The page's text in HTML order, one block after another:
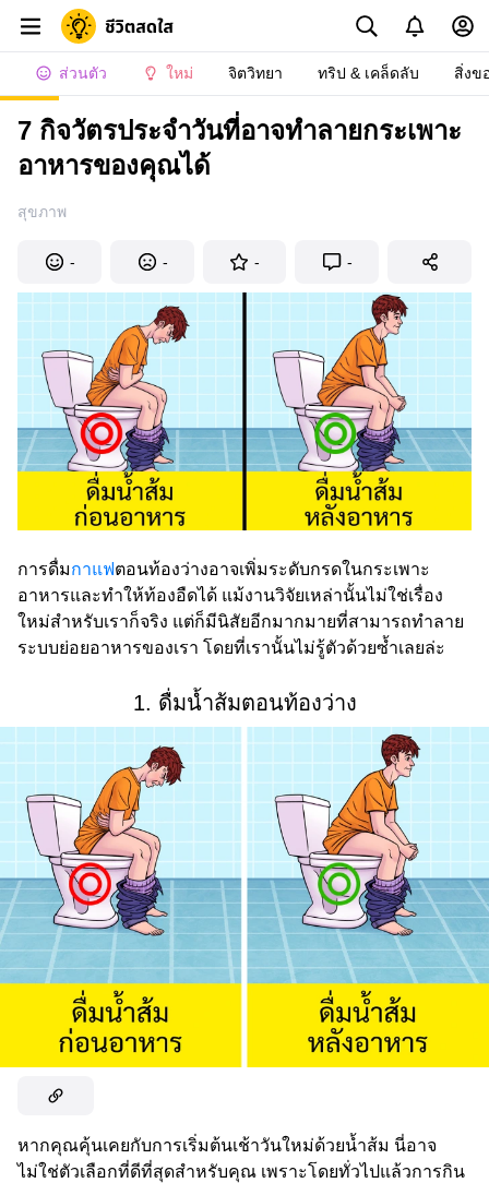
ส่วนตัว ใหม่ จิตวิทยา ทริป & เคล็ดลับ สิ่งข
7 กิจวัตรประจำวันที่อาจทำลายกระเพาะ
อาหารของคุณได้
สุขภาพ
- - - -
การดื่มกาแฟตอนท้องว่างอาจเพิ่มระดับกรดในกระเพาะ
อาหารและทำให้ท้องอืดได้ แม้งานวิจัยเหล่านั้นไม่ใช่เรื่อง
ใหม่สำหรับเราก็จริง แต่ก็มีนิสัยอีกมากมายที่สามารถทำลาย
ระบบย่อยอาหารของเรา โดยที่เรานั้นไม่รู้ตัวด้วยซ้ำเลยล่ะ
1. ดื่มน้ำส้มตอนท้องว่าง
หากคุณคุ้นเคยกับการเริ่มต้นเช้าวันใหม่ด้วยน้ำส้ม นี่อาจ
ไม่ใช่ตัวเลือกที่ดีที่สุดสำหรับคุณ เพราะโดยทั่วไปแล้วการกิน